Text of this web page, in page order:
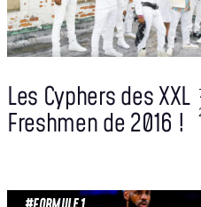
Les Cyphers des XXL
Freshmen de 2016 !